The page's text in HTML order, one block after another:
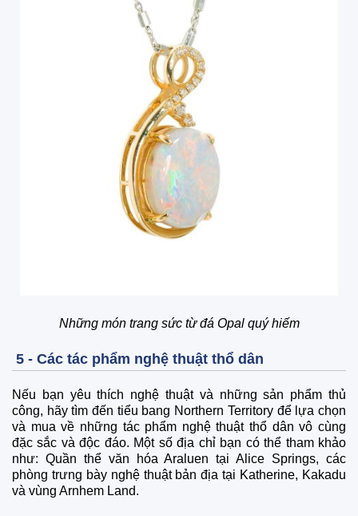
Những món trang sức từ đá Opal quý hiếm
5 - Các tác phẩm nghệ thuật thổ dân
Nếu bạn yêu thích nghệ thuật và những sản phẩm thủ
công, hãy tìm đến tiểu bang Northern Territory để lựa chọn
và mua về những tác phẩm nghệ thuật thổ dân vô cùng
đặc sắc và độc đáo. Một số địa chỉ bạn có thể tham khảo
như: Quần thể văn hóa Araluen tại Alice Springs, các
phòng trưng bày nghệ thuật bản địa tại Katherine, Kakadu
và vùng Arnhem Land.